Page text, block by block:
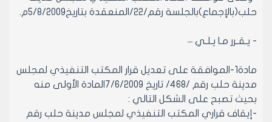
حلب(بالإجماع)بالجلسة رقم/22/المنعقدة بتاريخ5/8/2009م.
- يـقـرر مـا يـلـي –
مادة1-الموافقة على تعديل قرار المكتب التنفيذي لمجلس
مدينة حلب رقم /468/ تاريخ 7/6/2009المادة الأولى منه
بحيث تصبح على الشكل التالي :
-إيقاف قراري المكتب التنفيذي لمجلس مدينة حلب رقم